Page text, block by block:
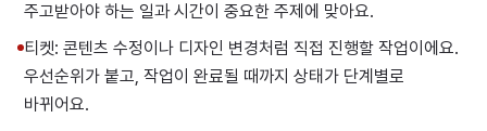
주고받아야 하는 일과 시간이 중요한 주제에 맞아요.
티켓: 콘텐츠 수정이나 디자인 변경처럼 직접 진행할 작업이에요.
우선순위가 붙고, 작업이 완료될 때까지 상태가 단계별로
바뀌어요.